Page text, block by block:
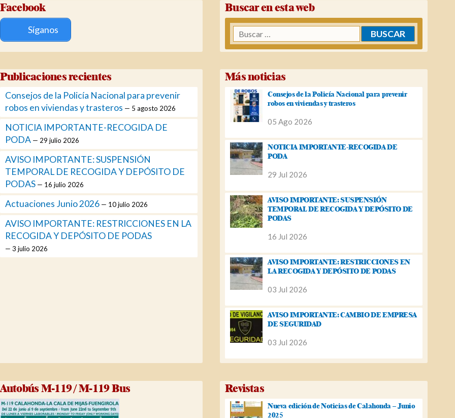
Facebook
Síganos
Buscar en esta web
Buscar:
Publicaciones recientes
Consejos de la Policía Nacional para prevenir
robos en viviendas y trasteros
5 agosto 2026
NOTICIA IMPORTANTE-RECOGIDA DE
PODA
29 julio 2026
AVISO IMPORTANTE: SUSPENSIÓN
TEMPORAL DE RECOGIDA Y DEPÓSITO DE
PODAS
16 julio 2026
Actuaciones Junio 2026 10 julio 2026
AVISO IMPORTANTE: RESTRICCIONES EN LA
RECOGIDA Y DEPÓSITO DE PODAS
3 julio 2026
Más noticias
Consejos de la Policía Nacional para prevenir
robos en viviendas y trasteros
05 Ago 2026
NOTICIA IMPORTANTE-RECOGIDA DE
PODA
29 Jul 2026
AVISO IMPORTANTE: SUSPENSIÓN
TEMPORAL DE RECOGIDA Y DEPÓSITO DE
PODAS
16 Jul 2026
AVISO IMPORTANTE: RESTRICCIONES EN
LA RECOGIDA Y DEPÓSITO DE PODAS
03 Jul 2026
AVISO IMPORTANTE: CAMBIO DE EMPRESA
DE SEGURIDAD
03 Jul 2026
Autobús M-119 / M-119 Bus Revistas
Nueva edición de Noticias de Calahonda – Junio
2025